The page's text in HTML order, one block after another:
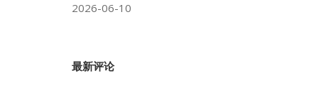
2026-06-10
最新评论